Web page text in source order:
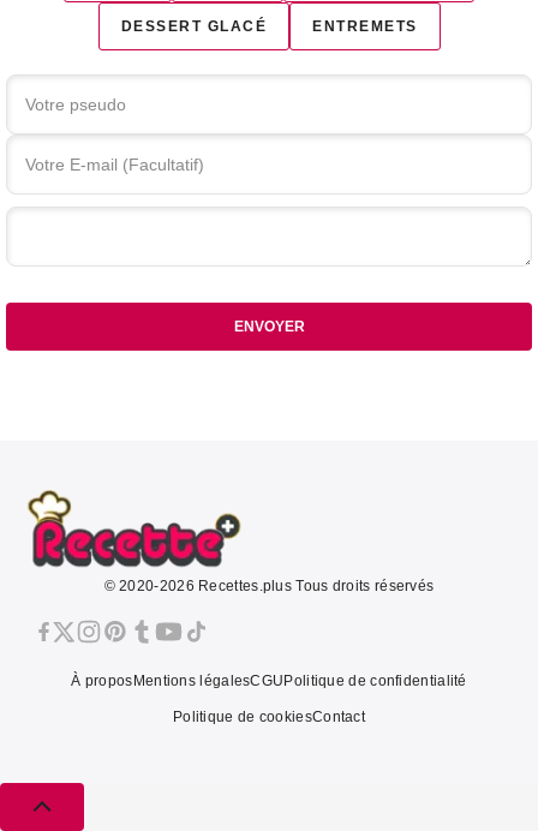
DESSERT GLACÉ ENTREMETS
Votre commentaire
ENVOYER
© 2020-2026 Recettes.plus Tous droits réservés
À proposMentions légalesCGUPolitique de confidentialité
Politique de cookiesContact